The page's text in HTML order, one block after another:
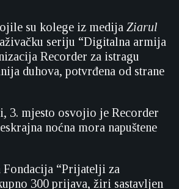
su kolege iz medija Ziarul
seriju “Digitalna armija
Recorder za istragu
duhova, potvrđena od strane
3. mjesto osvojio je Recorder
noćna mora napuštene
“Prijatelji za
300 prijava, žiri sastavljen